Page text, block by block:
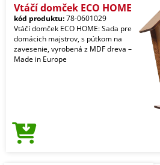
Vtáčí domček ECO HOME
kód produktu:78-0601029
Vtáčí domček ECO HOME: Sada pre
domácich majstrov, s pútkom na
zavesenie, vyrobená z MDF dreva –
Made in Europe